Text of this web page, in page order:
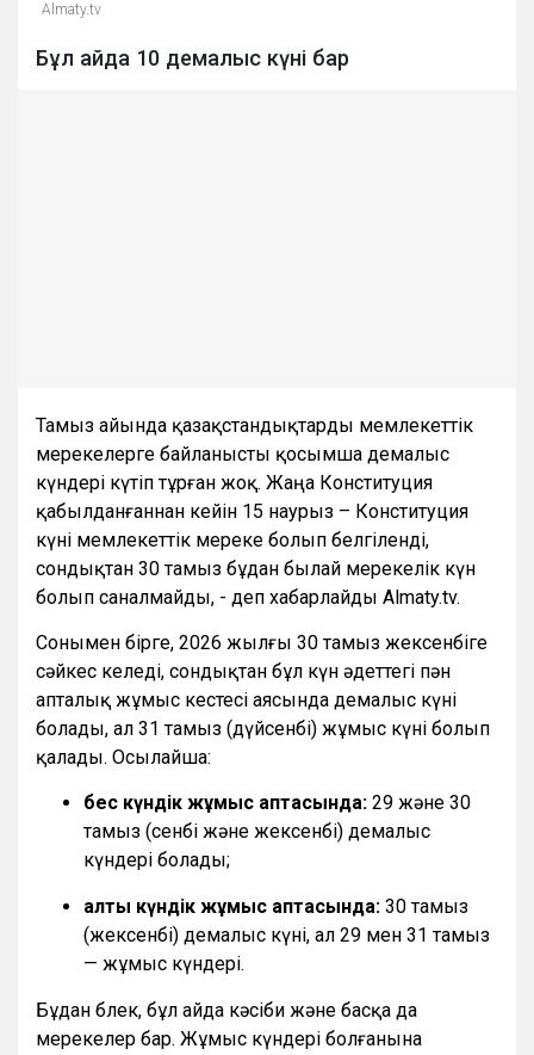
Almaty.tv
Бұл айда 10 демалыс күні бар
Тамыз айында қазақстандықтарды мемлекеттік
мерекелерге байланысты қосымша демалыс
күндері күтіп тұрған жоқ. Жаңа Конституция
қабылданғаннан кейін 15 наурыз – Конституция
күні мемлекеттік мереке болып белгіленді,
сондықтан 30 тамыз бұдан былай мерекелік күн
болып саналмайды, - деп хабарлайды Almaty.tv.
Сонымен бірге, 2026 жылғы 30 тамыз жексенбіге
сәйкес келеді, сондықтан бұл күн әдеттегі пән
апталық жұмыс кестесі аясында демалыс күні
болады, ал 31 тамыз (дүйсенбі) жұмыс күні болып
қалады. Осылайша:
бес күндік жұмыс аптасында: 29 және 30
тамыз (сенбі және жексенбі) демалыс
күндері болады;
алты күндік жұмыс аптасында: 30 тамыз
(жексенбі) демалыс күні, ал 29 мен 31 тамыз
— жұмыс күндері.
Бұдан бөлек, бұл айда кәсіби және басқа да
мерекелер бар. Жұмыс күндері болғанына